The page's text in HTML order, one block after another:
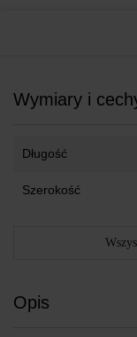
Wymiary i
Długość
Szerokość
Opis